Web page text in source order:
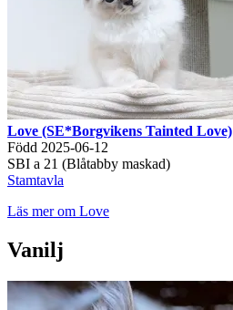
Love (SE*Borgvikens Tainted Love)
Född 2025-06-12
SBI a 21 (Blåtabby maskad)
Stamtavla
Läs mer om Love
Vanilj